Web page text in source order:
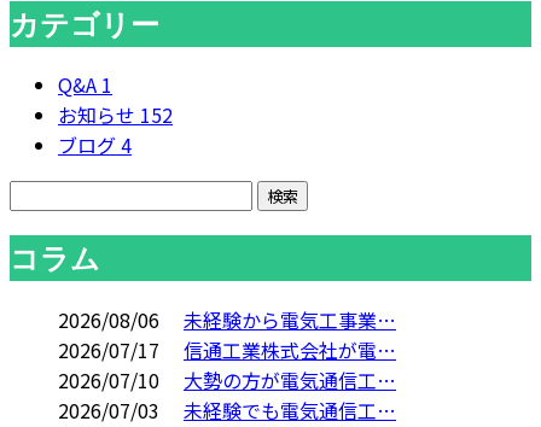
カテゴリー
Q&A 1
お知らせ 152
ブログ4
コラム
2026/08/06
未経験から電気工事業…
2026/07/17
信通工業株式会社が電…
2026/07/10
大勢の方が電気通信工…
2026/07/03
未経験でも電気通信工…